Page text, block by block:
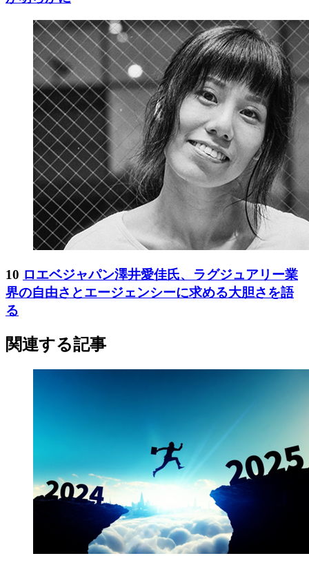
10 ロエベジャパン澤井愛佳氏、ラグジュアリー業
界の自由さとエージェンシーに求める大胆さを語
る
関連する記事